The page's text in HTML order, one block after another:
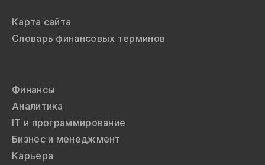
Карта сайта
Словарь финансовых терминов
Финансы
Аналитика
IT и программирование
Бизнес и менеджмент
Карьера